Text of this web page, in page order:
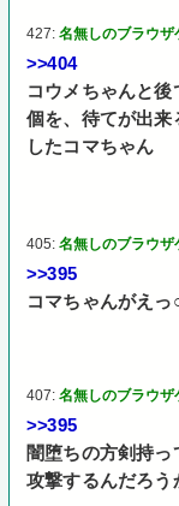
427:名無しのブラウザ
>>404
コウメちゃんと
個を、待てが出
したコマちゃん
405:名無しのブラウザ
>>395
コマちゃんがえ
407:名無しのブラウザ
>>395
闇堕ちの方剣持っ
攻撃するんだろう